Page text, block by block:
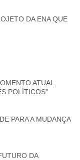
DA ENA QUE
ATUAL:
POLÍTICOS”
PARA A MUDANÇA
DA